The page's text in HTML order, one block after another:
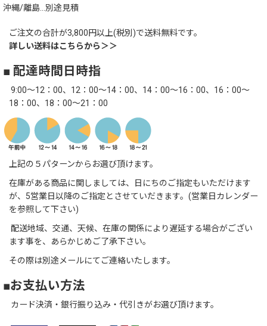
沖縄/離島…別途見積
ご注文の合計が3,800円以上(税別)で送料無料です。
詳しい送料はこちらから＞＞
■ 配達時間日時指
9:00～12：00、12：00～14：00、14：00～16：00、16：00～
18：00、18：00～21：00
上記の５パターンからお選び頂けます。
在庫がある商品に関しましては、日にちのご指定もいただけます
が、5営業日以降のご指定とさせていだきます。(営業日カレンダー
を参照して下さい)
配送地域、交通、天候、在庫の関係により遅延する場合がござい
ます事を、あらかじめご了承下さい。
その際は別途メールにてご連絡いたします。
■お支払い方法
カード決済・銀行振り込み・代引きがお選び頂けます。